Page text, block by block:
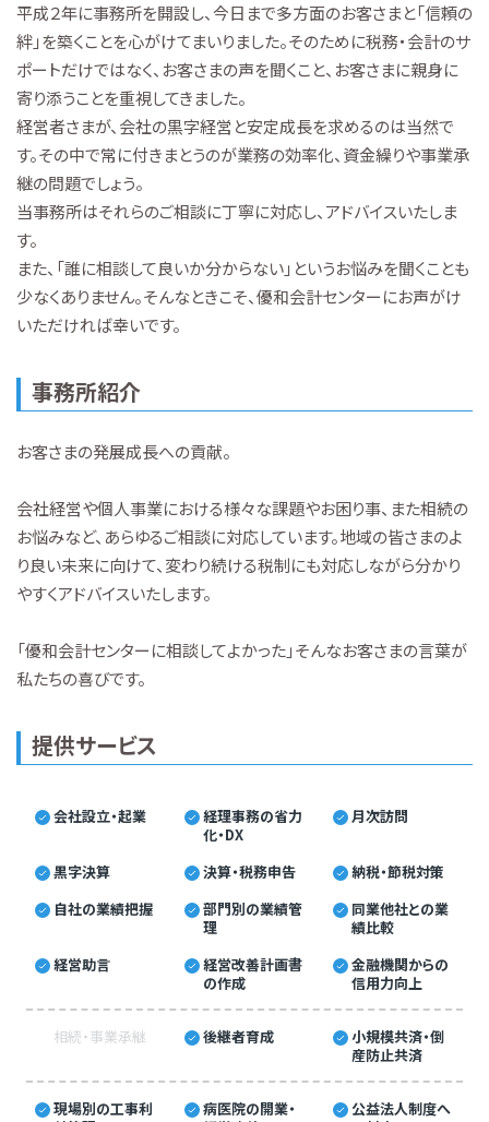
平成２年に事務所を開設し、今日まで多方面のお客さまと「信頼の
絆」を築くことを心がけてまいりました。そのために税務・会計のサ
ポートだけではなく、お客さまの声を聞くこと、お客さまに親身に
寄り添うことを重視してきました。
経営者さまが、会社の黒字経営と安定成長を求めるのは当然で
す。その中で常に付きまとうのが業務の効率化、資金繰りや事業承
継の問題でしょう。
当事務所はそれらのご相談に丁寧に対応し、アドバイスいたしま
す。
また、「誰に相談して良いか分からない」というお悩みを聞くことも
少なくありません。そんなときこそ、優和会計センターにお声がけ
いただければ幸いです。
事務所紹介
お客さまの発展成長への貢献。
会社経営や個人事業における様々な課題やお困り事、また相続の
お悩みなど、あらゆるご相談に対応しています。地域の皆さまのよ
り良い未来に向けて、変わり続ける税制にも対応しながら分かり
やすくアドバイスいたします。
「優和会計センターに相談してよかった」そんなお客さまの言葉が
私たちの喜びです。
提供サービス
会社設立・起業
経理事務の省力
化・DX
月次訪問
黒字決算 決算・税務申告
納税・節税対策
自社の業績把握
部門別の業績管
理
同業他社との業
績比較
経営助言
経営改善計画書
の作成
金融機関からの
信用力向上
相続・事業承継 後継者育成
小規模共済・倒
産防止共済
現場別の工事利
病医院の開業・
公益法人制度へ